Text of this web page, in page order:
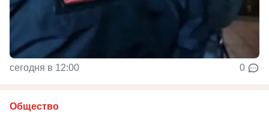
сегодня в 12:00 0
Общество